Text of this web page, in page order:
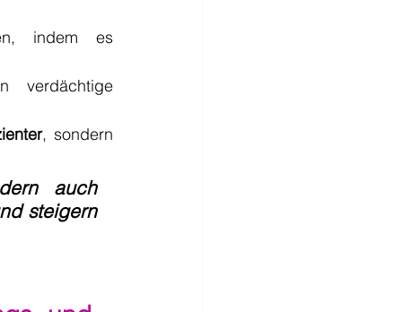
indem es
verdächtige
, sondern
auch
steigern